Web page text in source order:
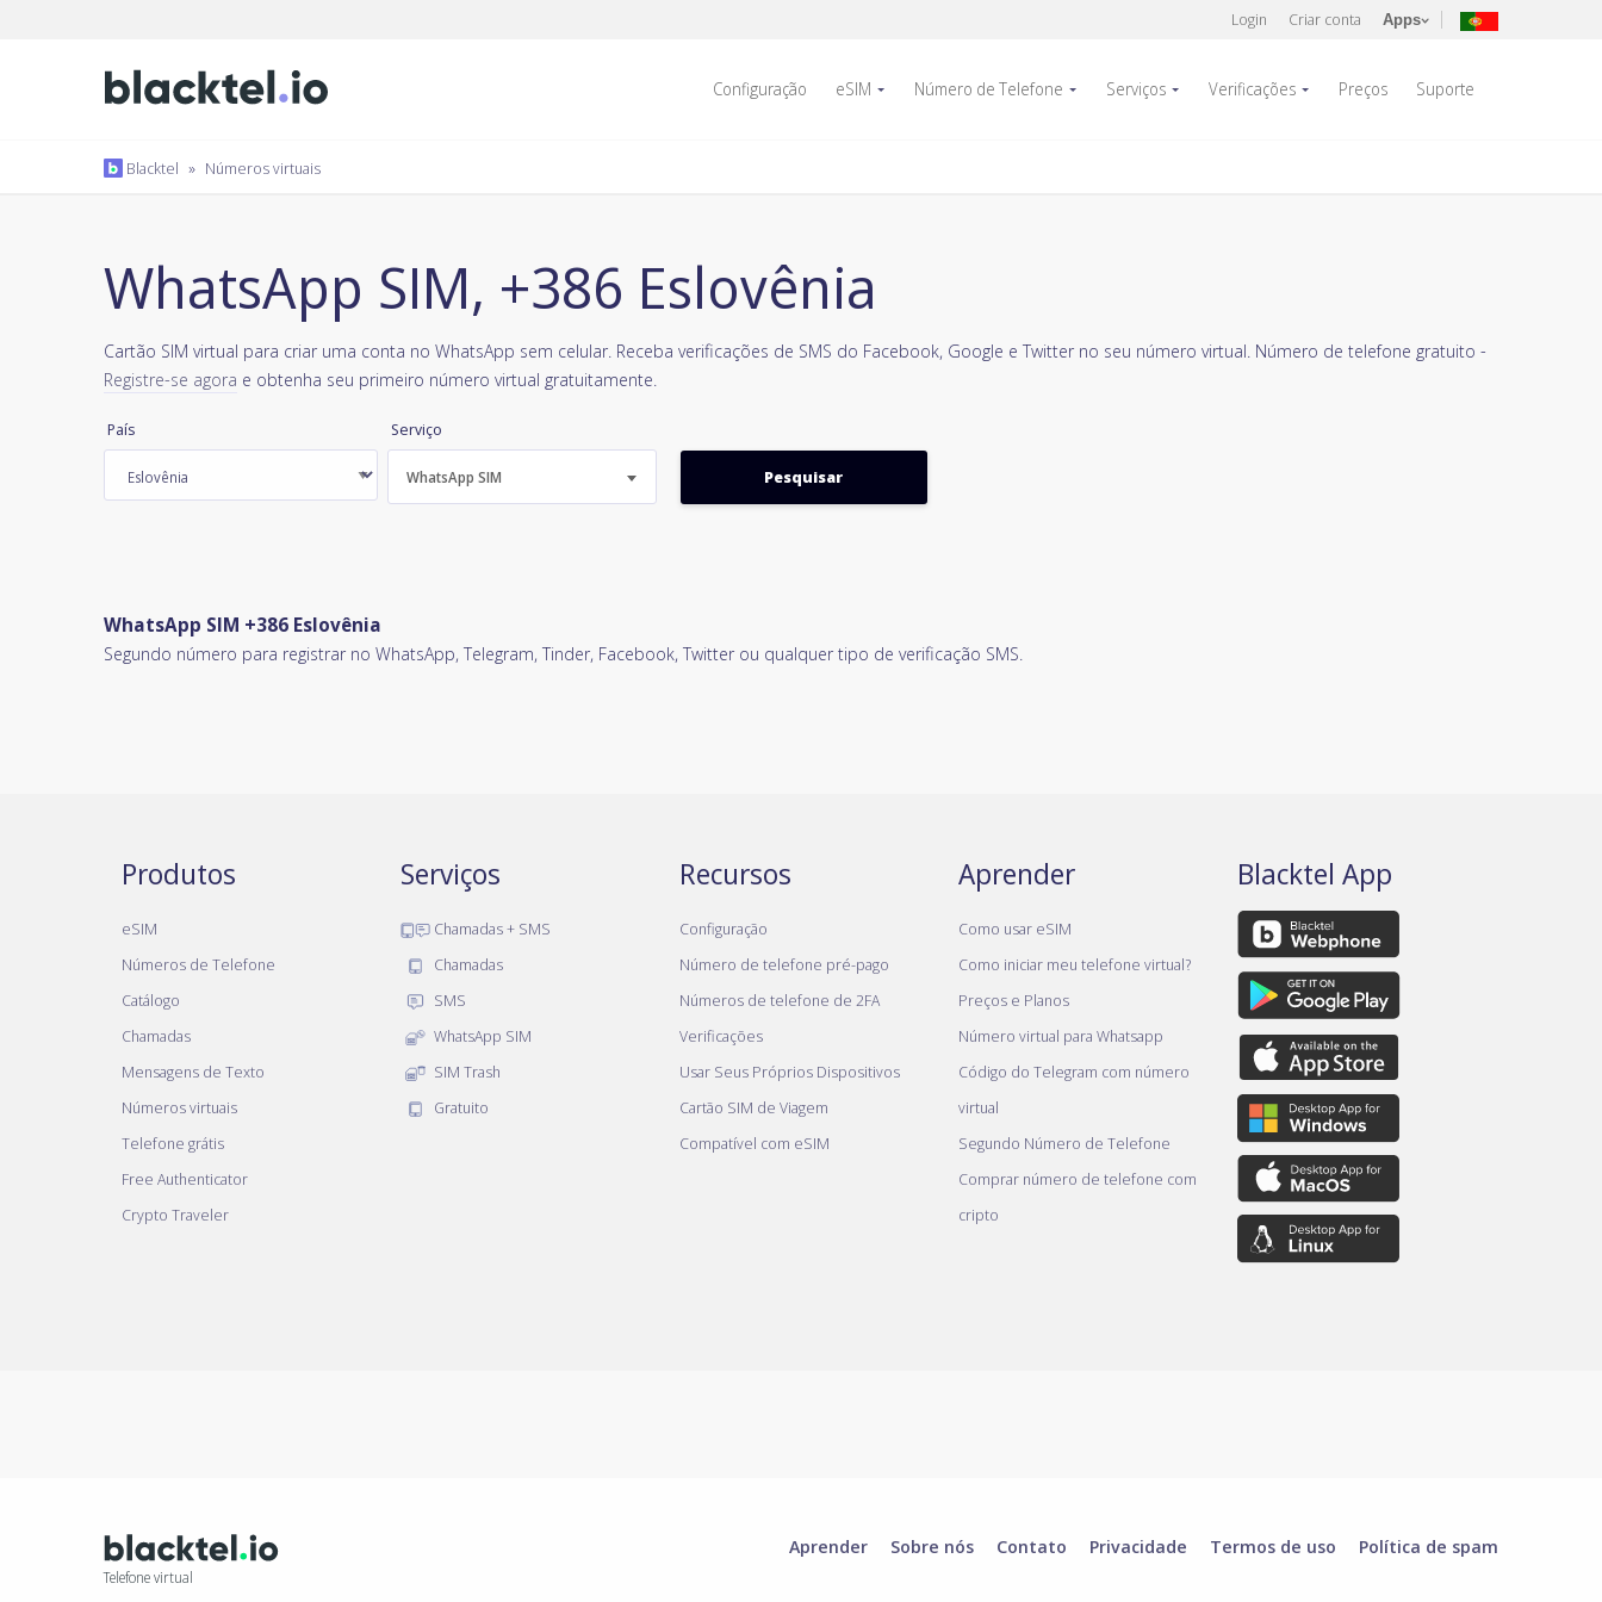
Login Criar conta Apps
Configuração eSIM Número de Telefone Serviços Verificações Preços Suporte
Blacktel » Números virtuais
WhatsApp SIM, +386 Eslovênia
Cartão SIM virtual para criar uma conta no WhatsApp sem celular. Receba verificações de SMS do Facebook, Google e Twitter no seu número virtual. Número de telefone gratuito -
Registre-se agora e obtenha seu primeiro número virtual gratuitamente.
País Serviço
WhatsApp SIM
WhatsApp SIM +386 Eslovênia
Segundo número para registrar no WhatsApp, Telegram, Tinder, Facebook, Twitter ou qualquer tipo de verificação SMS.
Produtos
eSIM
Números de Telefone
Catálogo
Chamadas
Mensagens de Texto
Números virtuais
Telefone grátis
Free Authenticator
Crypto Traveler
Serviços
Chamadas + SMS
Chamadas
SMS
WhatsApp SIM
SIM Trash
Gratuito
Recursos
Configuração
Número de telefone pré-pago
Números de telefone de 2FA
Verificações
Usar Seus Próprios Dispositivos
Cartão SIM de Viagem
Compatível com eSIM
Aprender
Como usar eSIM
Como iniciar meu telefone virtual?
Preços e Planos
Número virtual para Whatsapp
Código do Telegram com número
virtual
Segundo Número de Telefone
Comprar número de telefone com
cripto
Blacktel App
Telefone virtual
Aprender Sobre nós Contato Privacidade Termos de uso Política de spam